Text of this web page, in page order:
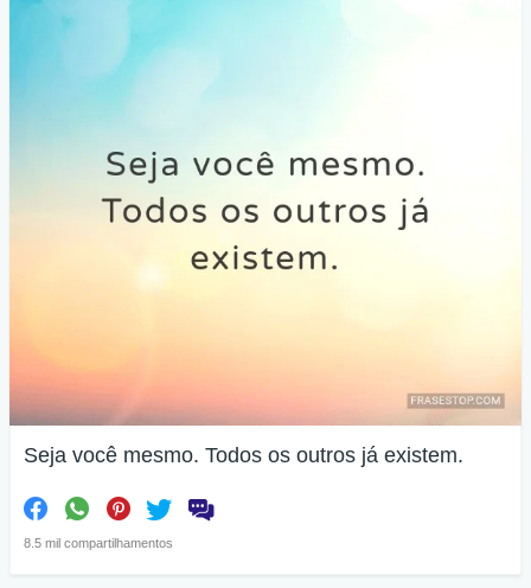
Seja você mesmo. Todos os outros já existem.
8.5 mil compartilhamentos